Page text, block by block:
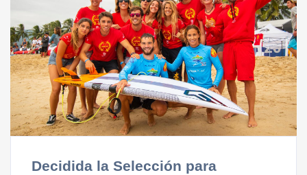
Decidida la Selección para